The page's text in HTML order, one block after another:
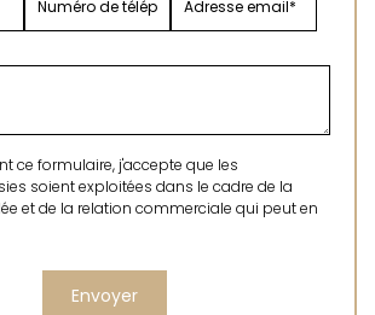
ce formulaire, j'accepte que les
soient exploitées dans le cadre de la
et de la relation commerciale qui peut en